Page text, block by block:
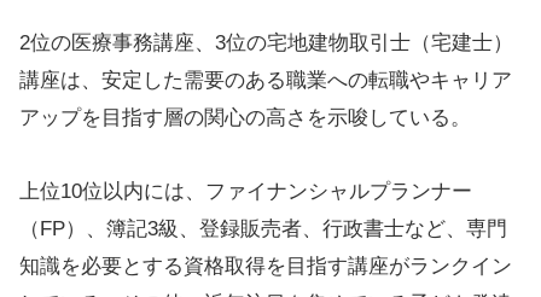
９．子ども発達障がい支援アドバイザー